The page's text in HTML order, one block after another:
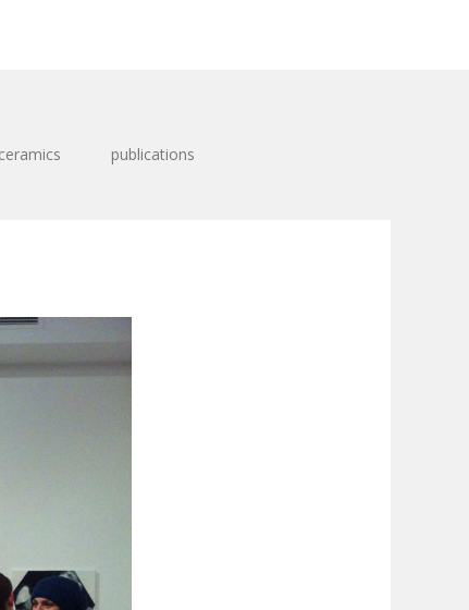
ceramics publications